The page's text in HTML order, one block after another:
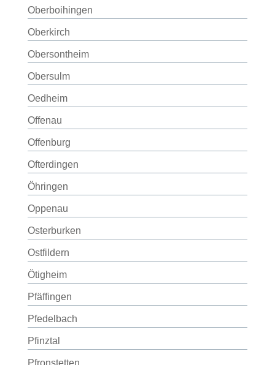
Oberboihingen
Oberkirch
Obersontheim
Obersulm
Oedheim
Offenau
Offenburg
Ofterdingen
Öhringen
Oppenau
Osterburken
Ostfildern
Ötigheim
Pfäffingen
Pfedelbach
Pfinztal
Pfronstetten